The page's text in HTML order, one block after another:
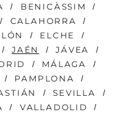
BENICÀSSIM
CALAHORRA
ELCHE
JAÉN
JÁVEA
MÁLAGA
PAMPLONA
SEVILLA
VALLADOLID